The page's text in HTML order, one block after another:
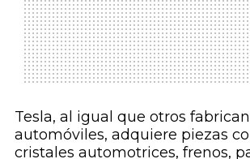
Tesla, al igual que otros
automóviles, adquiere piezas
cristales automotrices, frenos,